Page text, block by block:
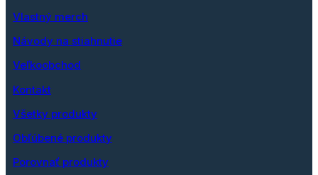
Vlastný merch
Návody na stiahnutie
Veľkoobchod
Kontakt
Všetky produkty
Obľúbené produkty
Porovnať produkty